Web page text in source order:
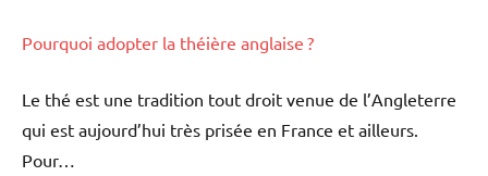
Pourquoi adopter la théière anglaise ?
Le thé est une tradition tout droit venue de l’Angleterre
qui est aujourd’hui très prisée en France et ailleurs.
Pour…